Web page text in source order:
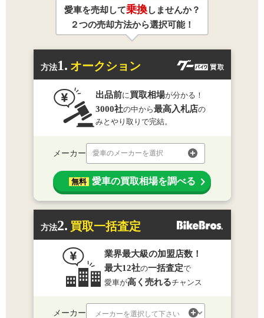
愛車を売却して乗換しませんか？
２つの売却方法から選択可能！
方法1. オークション
出品前に買取相場が分かる！
3000社の中から最高入札店の
みとやり取りで完結。
メーカー 愛車のメーカーを選択
無料 愛車の買取相場を調べる
方法2. 買取一括査定
業界最大級の加盟店数！
最大12社の一括査定で
愛車が高く売れるチャンス
メーカー